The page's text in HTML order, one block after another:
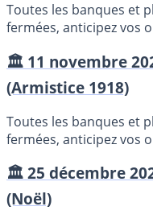
Toutes les banques et
fermées, anticipez vos
🏛️ 11 novembre
(Armistice 1918)
Toutes les banques et
fermées, anticipez vos
🏛️ 25 décembre
(Noël)